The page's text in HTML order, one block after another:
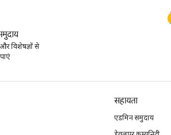
और विशेषज्ञों से
सहायता
एडमिन समुदाय